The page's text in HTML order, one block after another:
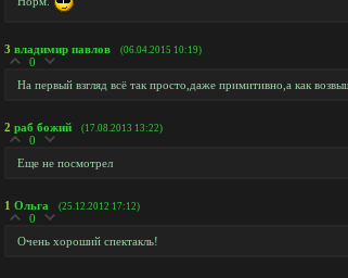
3 владимир павлов (06.04.2015 10:19)
0
На первый взгляд всё так просто,даже примитивно,а как
2 раб божий (17.08.2013 13:22)
0
Еще не посмотрел
1 Ольга (25.12.2012 17:12)
0
Очень хороший спектакль!